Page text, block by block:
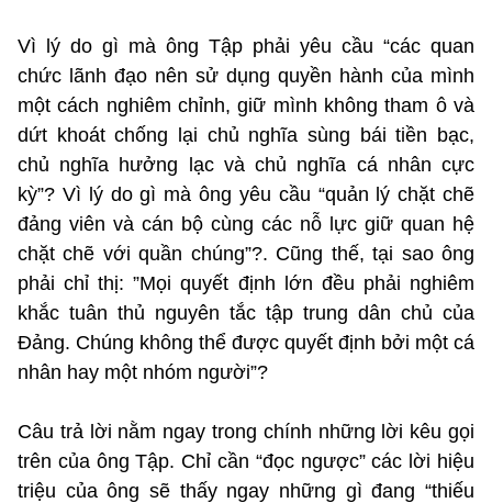
Vì lý do gì mà ông Tập phải yêu cầu “các quan
chức lãnh đạo nên sử dụng quyền hành của mình
một cách nghiêm chỉnh, giữ mình không tham ô và
dứt khoát chống lại chủ nghĩa sùng bái tiền bạc,
chủ nghĩa hưởng lạc và chủ nghĩa cá nhân cực
kỳ”? Vì lý do gì mà ông yêu cầu “quản lý chặt chẽ
đảng viên và cán bộ cùng các nỗ lực giữ quan hệ
chặt chẽ với quần chúng”?. Cũng thế, tại sao ông
phải chỉ thị: ”Mọi quyết định lớn đều phải nghiêm
khắc tuân thủ nguyên tắc tập trung dân chủ của
Đảng. Chúng không thể được quyết định bởi một cá
nhân hay một nhóm người”?
Câu trả lời nằm ngay trong chính những lời kêu gọi
trên của ông Tập. Chỉ cần “đọc ngược” các lời hiệu
triệu của ông sẽ thấy ngay những gì đang “thiếu